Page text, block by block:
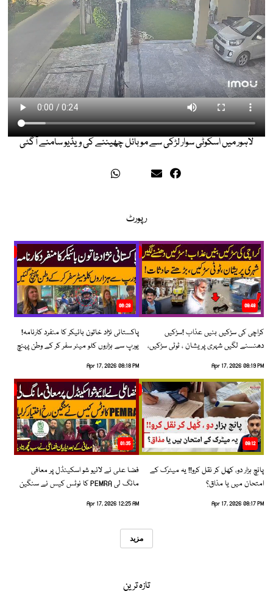
لاہور میں اسکوٹی سوار لڑکی سے موبائل چھیننے کی ویڈیو سامنے آگئی
رپورٹ
08:48
کراچی کی سڑکیں بنیں عذاب !سڑکیں
دھنسنے لگیں شہری پریشان ، ٹوٹی سڑکیں،
Apr 17, 2026 08:19 PM
06:28
پاکستانی نژاد خاتون بائیکر کا منفرد کارنامہ!
یورپ سے ہزاروں کلو میٹر سفر کر کے وطن پہنچ
Apr 17, 2026 08:18 PM
09:12
پانچ ہزار دو، کھل کر نقل کرو!! یہ میٹرک کے
امتحان میں یا مذاق؟
Apr 17, 2026 08:17 PM
01:35
فضا علی نے لائیو شو اسکینڈل پر معافی
مانگ لی PEMRA کا نوٹس کیس نے سنگین
Apr 17, 2026 12:25 AM
مزید
تازہ ترین